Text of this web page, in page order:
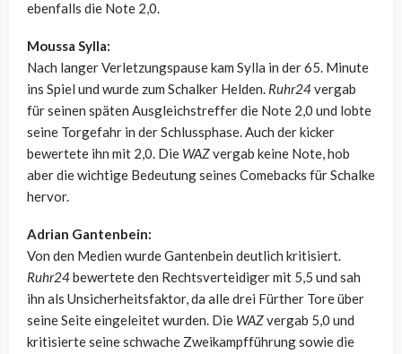
ebenfalls die Note 2,0.
Moussa Sylla:
Nach langer Verletzungspause kam Sylla in der 65. Minute
ins Spiel und wurde zum Schalker Helden. Ruhr24vergab
für seinen späten Ausgleichstreffer die Note 2,0 und lobte
seine Torgefahr in der Schlussphase. Auch der kicker
bewertete ihn mit 2,0. Die WAZvergab keine Note, hob
aber die wichtige Bedeutung seines Comebacks für Schalke
hervor.
Adrian Gantenbein:
Von den Medien wurde Gantenbein deutlich kritisiert.
Ruhr24bewertete den Rechtsverteidiger mit 5,5 und sah
ihn als Unsicherheitsfaktor, da alle drei Fürther Tore über
seine Seite eingeleitet wurden. Die WAZvergab 5,0 und
kritisierte seine schwache Zweikampfführung sowie die